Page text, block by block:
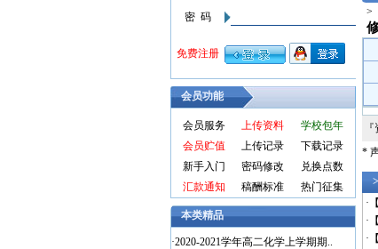
会员功能
会员服务 上传资料
学校包年
会员贮值
上传记录
下载记录
新手入门
密码修改
兑换点数
汇款通知
稿酬标准 热门征集
本类精品
·2020-2021学年高二化学上学期期..
>
*
·
·
·